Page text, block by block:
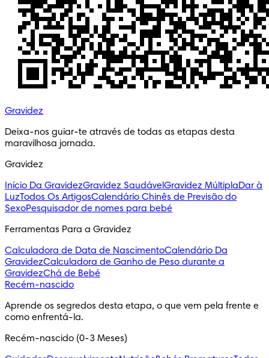
Gravidez
Deixa-nos guiar-te através de todas as etapas desta
maravilhosa jornada.
Gravidez
Início Da GravidezGravidez SaudávelGravidez MúltiplaDar à
LuzTodos Os ArtigosCalendário Chinês de Previsão do
SexoPesquisador de nomes para bebé
Ferramentas Para a Gravidez
Calculadora de Data de NascimentoCalendário Da
GravidezCalculadora de Ganho de Peso durante a
GravidezChá de Bebé
Recém-nascido
Aprende os segredos desta etapa, o que vem pela frente e
como enfrentá-la.
Recém-nascido (0-3 Meses)